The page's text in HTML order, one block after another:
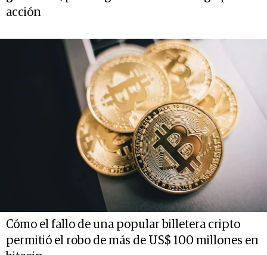
acción
Cómo el fallo de una popular billetera cripto
permitió el robo de más de US$ 100 millones en